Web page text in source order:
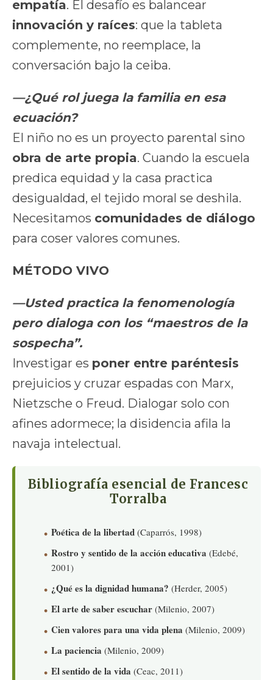
empatía. El desafío es balancear
innovación y raíces: que la tableta
complemente, no reemplace, la
conversación bajo la ceiba.
—¿Qué rol juega la familia en esa
ecuación?
El niño no es un proyecto parental sino
obra de arte propia. Cuando la escuela
predica equidad y la casa practica
desigualdad, el tejido moral se deshila.
Necesitamos comunidades de diálogo
para coser valores comunes.
MÉTODO VIVO
—Usted practica la fenomenología
pero dialoga con los “maestros de la
sospecha”.
Investigar es poner entre paréntesis
prejuicios y cruzar espadas con Marx,
Nietzsche o Freud. Dialogar solo con
afines adormece; la disidencia afila la
navaja intelectual.
Bibliografía esencial de Francesc
Torralba
Poética de la libertad (Caparrós, 1998)
Rostro y sentido de la acción educativa (Edebé,
2001)
¿Qué es la dignidad humana? (Herder, 2005)
El arte de saber escuchar (Milenio, 2007)
Cien valores para una vida plena (Milenio, 2009)
La paciencia (Milenio, 2009)
El sentido de la vida (Ceac, 2011)